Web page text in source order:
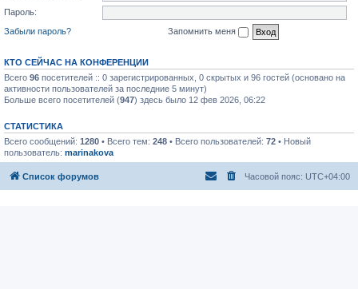
Пароль:
Забыли пароль?
Запомнить меня
КТО СЕЙЧАС НА КОНФЕРЕНЦИИ
Всего 96 посетителей :: 0 зарегистрированных, 0 скрытых и 96 гостей (основано на
активности пользователей за последние 5 минут)
Больше всего посетителей (947) здесь было 12 фев 2026, 06:22
СТАТИСТИКА
Всего сообщений: 1280 • Всего тем: 248 • Всего пользователей: 72 • Новый
пользователь: marinakova
Список форумов Часовой пояс: UTC+04:00